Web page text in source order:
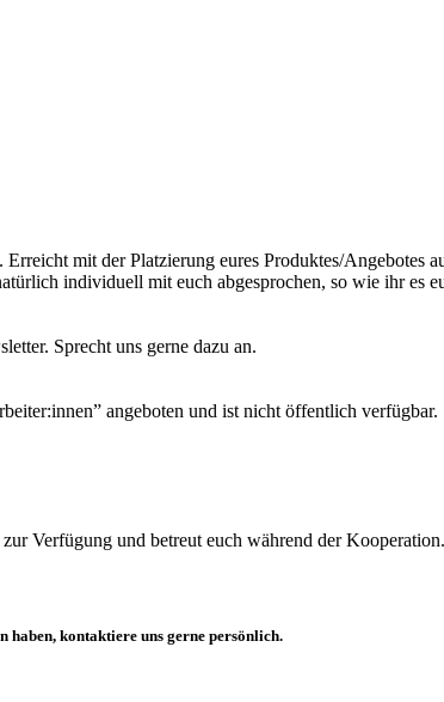
mit der Platzierung eures Produktes/Angebotes
individuell mit euch abgesprochen, so wie ihr es
Sprecht uns gerne dazu an.
angeboten und ist nicht öffentlich verfügbar.
Verfügung und betreut euch während der Kooperation.
haben, kontaktiere uns gerne persönlich.